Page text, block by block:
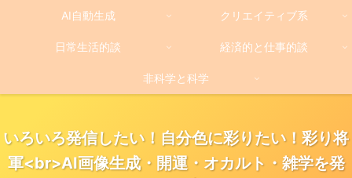
いろいろ発信したい！自分色に彩りたい！彩り将
軍<br>AI画像生成・開運・オカルト・雑学を発
AI自動生成 クリエイティブ系
日常生活的談 経済的と仕事的談
非科学と科学